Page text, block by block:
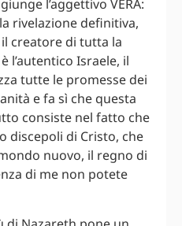
l’aggettivo VERA:
rivelazione definitiva,
il creatore di tutta la
l’autentico Israele, il
tutte le promesse dei
e fa sì che questa
consiste nel fatto che
discepoli di Cristo, che
nuovo, il regno di
di me non potete